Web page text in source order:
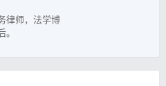
律师，法学博